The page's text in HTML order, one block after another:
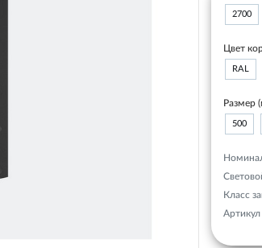
2700
Цвет
RAL
Размер
500
Класс
Артикул